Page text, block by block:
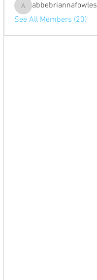
abbebriannafowles
abbebriannafowles
See All Members (20)